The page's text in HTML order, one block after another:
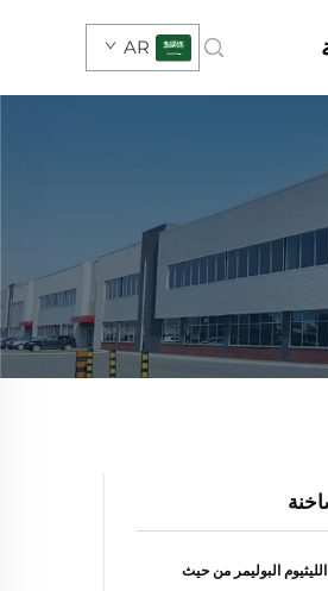
AR
البوليمر من حيث